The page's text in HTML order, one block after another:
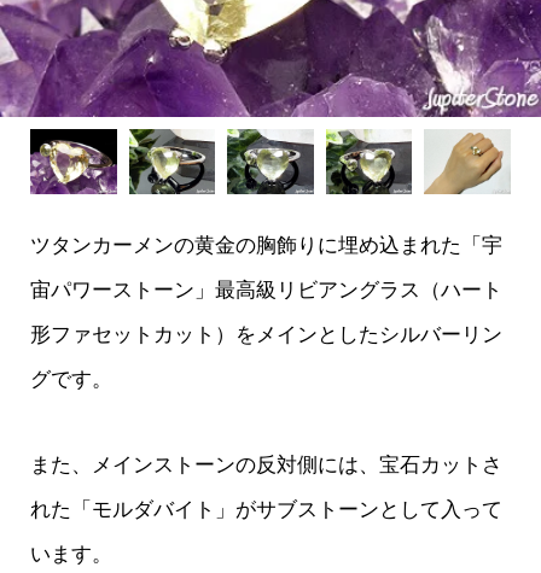
ツタンカーメンの黄金の胸飾りに埋め込まれた「宇
宙パワーストーン」最高級リビアングラス（ハート
形ファセットカット）をメインとしたシルバーリン
グです。
また、メインストーンの反対側には、宝石カットさ
れた「モルダバイト」がサブストーンとして入って
います。